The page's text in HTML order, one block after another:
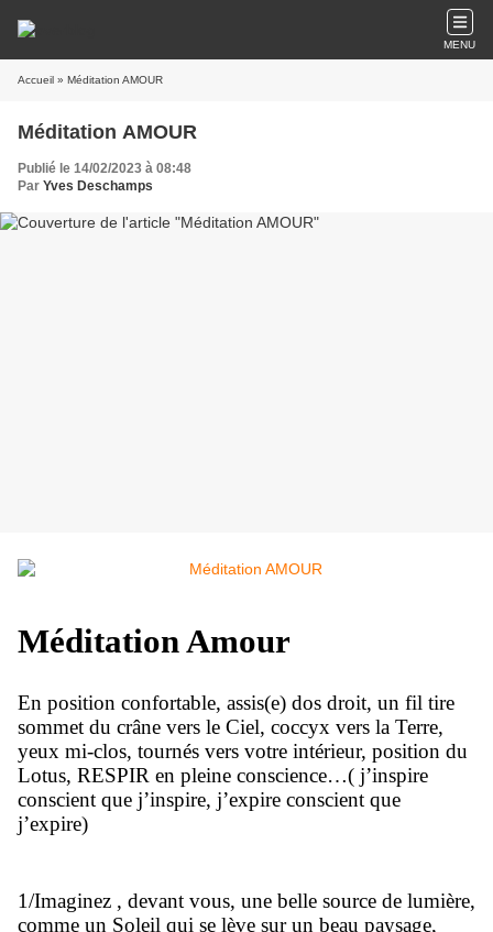
MENU
Accueil » Méditation AMOUR
Méditation AMOUR
Publié le 14/02/2023 à 08:48
Par Yves Deschamps
Méditation Amour
En position confortable, assis(e) dos droit, un fil tire
sommet du crâne vers le Ciel, coccyx vers la Terre,
yeux mi-clos, tournés vers votre intérieur, position du
Lotus, RESPIR en pleine conscience…( j’inspire
conscient que j’inspire, j’expire conscient que
j’expire)
1/Imaginez , devant vous, une belle source de lumière,
comme un Soleil qui se lève sur un beau paysage,